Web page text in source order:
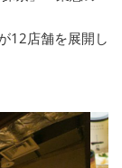
12店舗を展開し